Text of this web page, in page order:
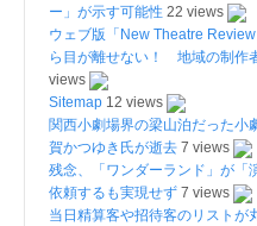
ー」が示す可能性 22 views
ウェブ版「New Theatre
ら目が離せない！ 地域の制作
views
Sitemap 12 views
関西小劇場界の梁山泊だった小
賀かつゆき氏が逝去 7 views
残念、「ワンダーランド」が
依頼するも実現せず 7 views
当日精算客や招待客のリストが